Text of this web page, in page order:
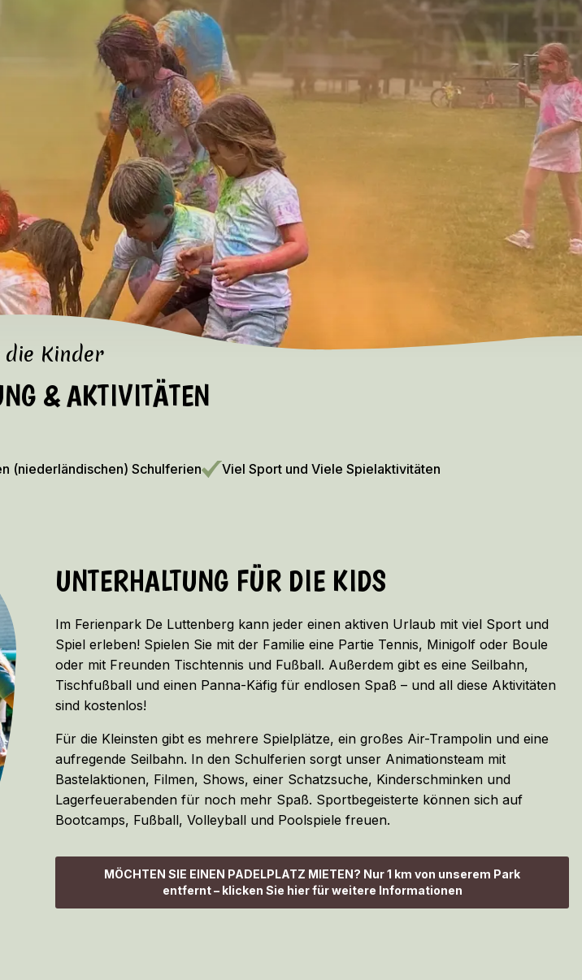
die Kinder
& AKTIVITÄTEN
(niederländischen) Schulferien Viel Sport und Viele Spielaktivitäten
UNTERHALTUNG FÜR DIE KIDS
Im Ferienpark De Luttenberg kann jeder einen aktiven Urlaub mit viel Sport und
Spiel erleben! Spielen Sie mit der Familie eine Partie Tennis, Minigolf oder Boule
oder mit Freunden Tischtennis und Fußball. Außerdem gibt es eine Seilbahn,
Tischfußball und einen Panna-Käfig für endlosen Spaß – und all diese Aktivitäten
sind kostenlos!
Für die Kleinsten gibt es mehrere Spielplätze, ein großes Air-Trampolin und eine
aufregende Seilbahn. In den Schulferien sorgt unser Animationsteam mit
Bastelaktionen, Filmen, Shows, einer Schatzsuche, Kinderschminken und
Lagerfeuerabenden für noch mehr Spaß. Sportbegeisterte können sich auf
Bootcamps, Fußball, Volleyball und Poolspiele freuen.
MÖCHTEN SIE EINEN PADELPLATZ MIETEN? Nur 1 km von unserem Park
entfernt – klicken Sie hier für weitere Informationen